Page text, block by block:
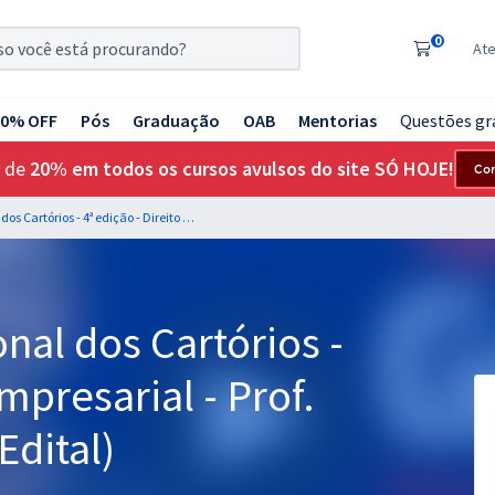
0
OFF Pós Graduação OAB Mentorias Questões
de 20% em todos os cursos avulsos do site SÓ HOJE!
ENAC - Exame Nacional dos Cartórios - 4ª edição - Direito Empresarial - Prof. Renato Borelli (Pré-Edital)
dos Cartórios -
- Prof.